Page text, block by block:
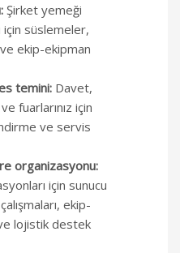
Şirket yemeği
için süslemeler,
ekip-ekipman
temini: Davet,
fuarlarınız için
ve servis
organizasyonu:
için sunucu
ekip-
lojistik destek